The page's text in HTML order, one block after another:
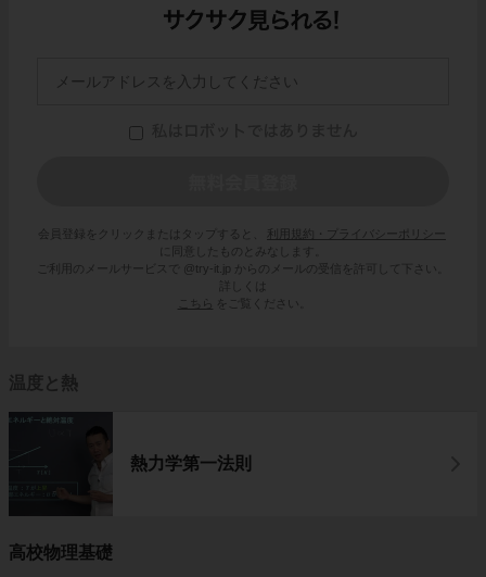
会員登録をクリックまたはタップすると、
利用規約・プライバシーポリシー
に同意したものとみなします。
ご利用のメールサービスで @try-it.jp からのメールの受信を許可して下さい。
詳しくは
こちら
をご覧ください。
温度と熱
熱力学第一法則
高校物理基礎